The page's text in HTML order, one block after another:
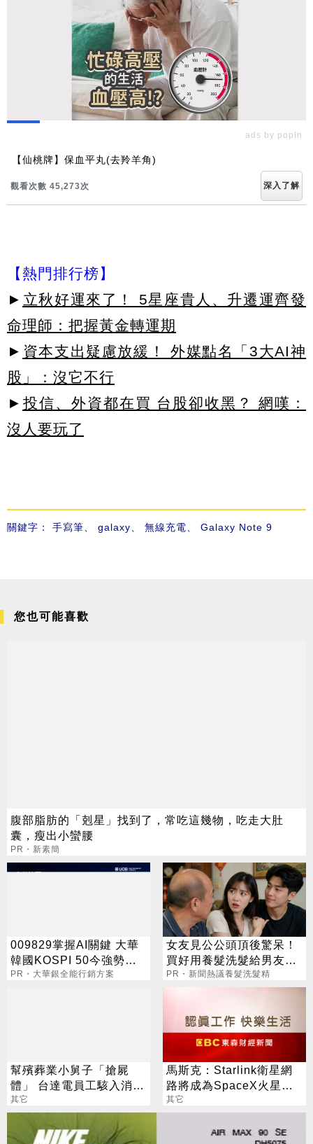
ads by popIn
【仙桃牌】保血平丸(去羚羊角)
觀看次數 45,279次 深入了解
【熱門排行榜】
► 立秋好運來了！ 5星座貴人、升遷運齊發
命理師：把握黃金轉運期
► 資本支出疑慮放緩！ 外媒點名「3大AI神
股」：沒它不行
► 投信、外資都在買 台股卻收黑？ 網嘆：
沒人要玩了
關鍵字： 手寫筆 galaxy 無線充電 Galaxy Note 9
您也可能喜歡
腹部脂肪的「剋星」找到了，常吃這幾物，吃走大肚
囊，瘦出小蠻腰
PR・新素簡
009829掌握AI關鍵 大華
韓國KOSPI 50今強勢開
募
PR・大華銀全能行銷方案
女友見公公頭頂後驚呆！
買好用養髮洗髮給男友引
網議論
PR・新聞熱議養髮洗髮精
幫殯葬業小舅子「搶屍
體」 台達電員工駭入消防
報案系統
其它
馬斯克：Starlink衛星網
路將成為SpaceX火星計
畫的關鍵營收來源
其它